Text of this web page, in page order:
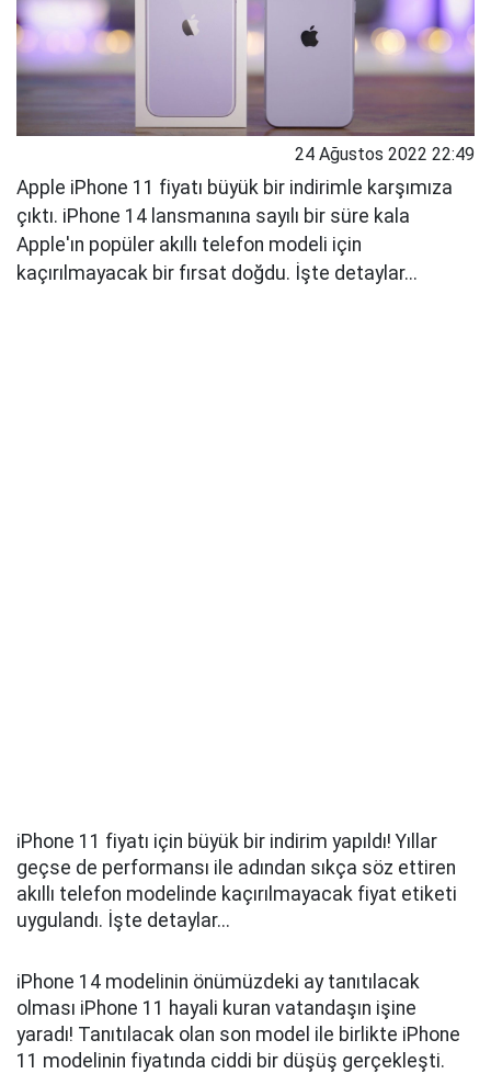
24 Ağustos 2022 22:49
Apple iPhone 11 fiyatı büyük bir indirimle karşımıza
çıktı. iPhone 14 lansmanına sayılı bir süre kala
Apple'ın popüler akıllı telefon modeli için
kaçırılmayacak bir fırsat doğdu. İşte detaylar...
iPhone 11 fiyatı için büyük bir indirim yapıldı! Yıllar
geçse de performansı ile adından sıkça söz ettiren
akıllı telefon modelinde kaçırılmayacak fiyat etiketi
uygulandı. İşte detaylar...
iPhone 14 modelinin önümüzdeki ay tanıtılacak
olması iPhone 11 hayali kuran vatandaşın işine
yaradı! Tanıtılacak olan son model ile birlikte iPhone
11 modelinin fiyatında ciddi bir düşüş gerçekleşti.